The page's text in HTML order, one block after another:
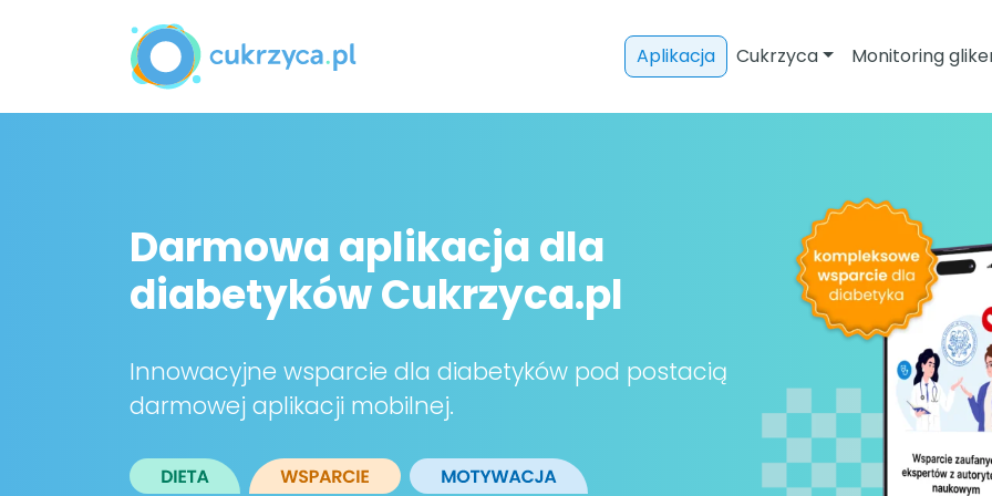
Aplikacja Cukrzyca Monitoring
Darmowa aplikacja dla
diabetyków Cukrzyca.pl
Innowacyjne wsparcie dla diabetyków pod postacią
darmowej aplikacji mobilnej.